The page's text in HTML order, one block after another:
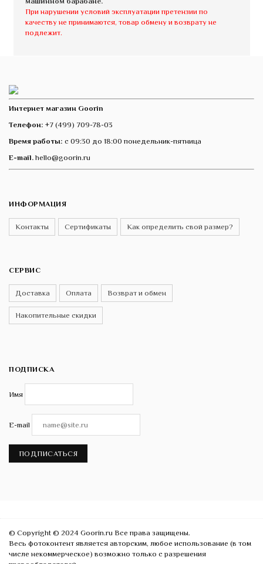
При нарушении условий эксплуатации претензии по
качеству не принимаются, товар обмену и возврату не
подлежит.
Интернет магазин Goorin
Телефон: +7 (499) 709-78-03
Время работы: с 09:30 до 18:00 понедельник-пятница
E-mail. hello@goorin.ru
ИНФОРМАЦИЯ
Контакты Сертификаты Как определить свой размер?
СЕРВИС
Доставка Оплата Возврат и обмен
Накопительные скидки
ПОДПИСКА
Имя
E-mail
ПОДПИСАТЬСЯ
© Copyright © 2024 Goorin.ru Все права защищены.
Весь фотоконтент является авторским, любое использование (в том
числе некоммерческое) возможно только с разрешения